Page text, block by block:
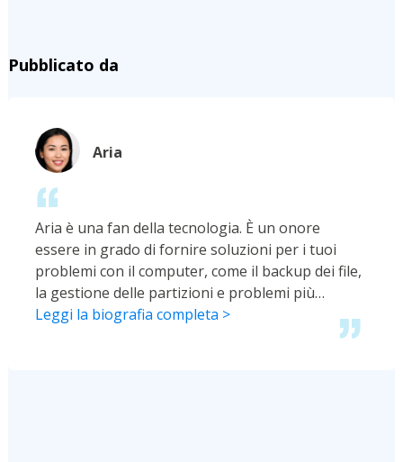
Pubblicato da
Aria
Aria è una fan della tecnologia. È un onore
essere in grado di fornire soluzioni per i tuoi
problemi con il computer, come il backup dei file,
la gestione delle partizioni e problemi più
complessi.…
Leggi la biografia completa >